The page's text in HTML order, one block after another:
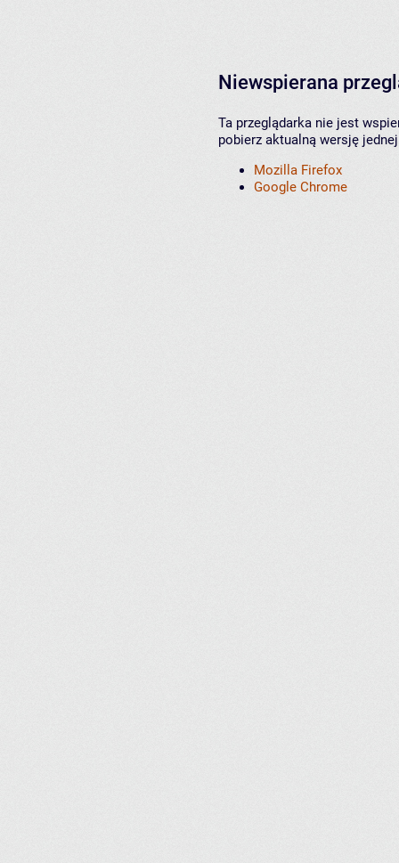
Niewspierana
Ta przeglądarka nie jest
pobierz aktualną wersję
Mozilla Firefox
Google Chrome